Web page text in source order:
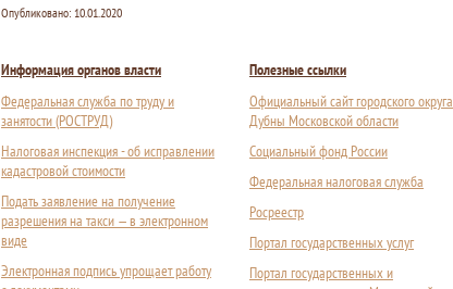
Опубликовано: 10.01.2020
Информация органов власти
Федеральная служба по труду и
занятости (РОСТРУД)
Налоговая инспекция - об исправлении
кадастровой стоимости
Подать заявление на получение
разрешения на такси — в электронном
виде
Электронная подпись упрощает работу
Полезные ссылки
Официальный сайт городского округа
Дубны Московской области
Социальный фонд России
Федеральная налоговая служба
Росреестр
Портал государственных услуг
Портал государственных и